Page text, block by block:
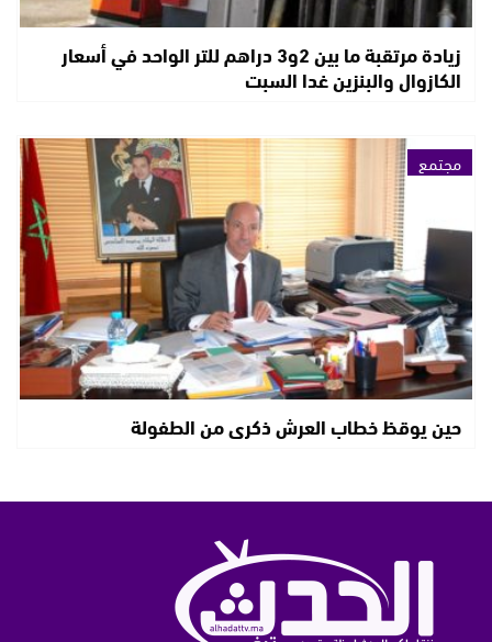
زيادة مرتقبة ما بين 2و3 دراهم للتر الواحد في أسعار
الكازوال والبنزين غدا السبت
مجتمع
حين يوقظ خطاب العرش ذكرى من الطفولة